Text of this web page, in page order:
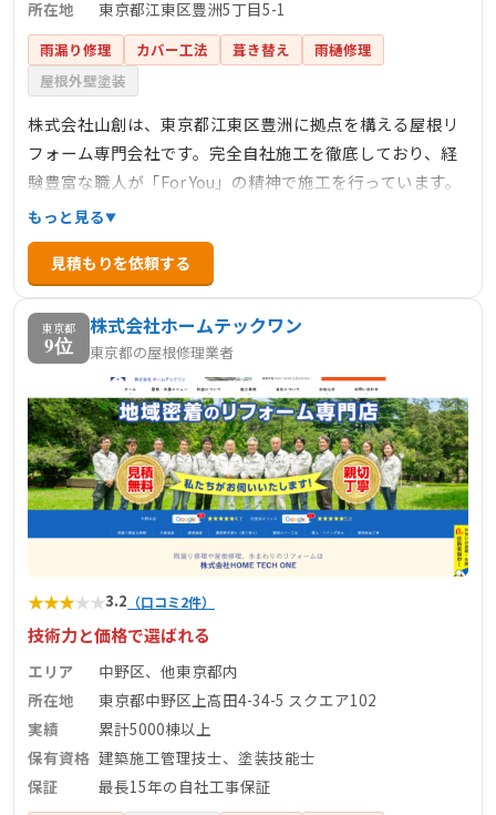
所在地 東京都江東区豊洲5丁目5-1
雨漏り修理 カバー工法 葺き替え
雨樋修理
屋根外壁塗装
株式会社山創は、東京都江東区豊洲に拠点を構える屋根リ
フォーム専門会社です。完全自社施工を徹底しており、経
験豊富な職人が「For You」の精神で施工を行っています。
これにより、高品質なリフォームを適正価格で提供し、お
客様の満足度向上に努めています。主な業務内容は、屋根
工事、外壁工事、防水工事など多岐にわたり、住宅の外装
に関する幅広いニーズに対応しています。詳細なサービス
内容や施工事例については、公式サイトをご覧ください。
もっと見る
見積もりを依頼する
東京都
9位
株式会社ホームテックワン
東京都の屋根修理業者
★★★★★3.2 （口コミ2件）
技術力と価格で選ばれる
エリア
中野区、他東京都内
所在地
東京都中野区上高田4-34-5 スクエア102
実績
累計5000棟以上
保有資格 建築施工管理技士、塗装技能士
保証
最長15年の自社工事保証